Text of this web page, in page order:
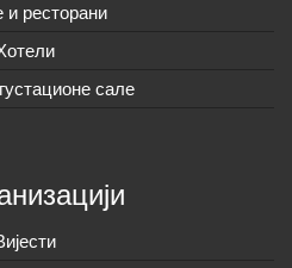
и ресторани
сале